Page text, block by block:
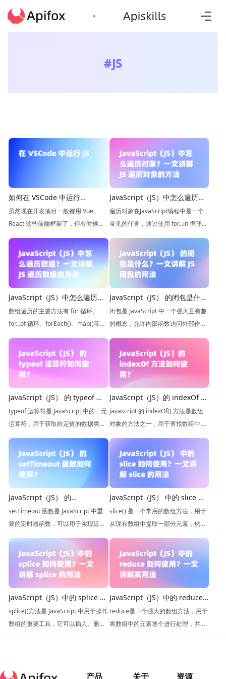
#JS
如何在 VSCode 中运行
Javascript（JS） 文件？
虽然现在开发项目一般都用 Vue、
React 这些前端框架了，但有时候也
会写一些小的 JS 脚本来单独运行，而
不是依赖笨重的框架，那么怎么运行
JS 文件呢？本文将详细介绍如何在
VSCode 中运行 JavaScript 文件。
JavaScript（JS）中怎么遍历对
象？一文讲解 JS 遍历对象的方
法
遍历对象在JavaScript编程中是一个
常见的任务，通过使用 for...in 循环、
Object.keys()、Object.values() 和
Object.entries() 方法，我们可以轻松
地遍历对象的属性和值。
JavaScript（JS）中怎么遍历数
组？一文讲解 JS 遍历数组的方
法
数组遍历的主要方法有 for 循环、
for...of 循环、forEach()、map()等，
for循环通过索引遍历，forEach() 和
map() 通过元素值遍历
JavaScript（JS） 的闭包是什
么？一文讲解 JS 闭包的用法
闭包是 JavaScript 中一个强大且有趣
的概念，允许内部函数访问外部作用
域中的变量和数据。通过创建闭包，
你可以实现私有性、封装性以及更高
级的编程技巧。
JavaScript（JS） 的 typeof 运
算符如何使用？一文讲解
typeof 的用法
typeof 运算符是 JavaScript 中的一元
运算符，用于获取给定值的数据类
型，它返回一个表示数据类型的字符
串。
JavaScript（JS）的 indexOf 方
法如何使用？一文讲解 indexOf
的用法
javascript 的 indexOf() 方法是数组
对象的方法之一，用于查找数组中某
个元素的位置。
JavaScript（JS） 的
setTimeout 函数如何使用？一
文讲解setTimeout 函数的用法
setTimeout 函数是 JavaScript 中重
要的定时器函数，可以用于实现延迟
执行代码的功能，适用于定时任务、
动画效果等场景。
JavaScript（JS） 中的 slice 如
何使用？一文讲解 slice 的用法
slice() 是一个常用的数组方法，用于
从现有数组中提取一部分元素，然后
返回一个新的数组。它不仅能够帮助
你轻松地处理数组的子集，还能保持
原始数组的不变。
JavaScript（JS）中的 splice 如
何使用？一文讲解 splice 的用
法
splice()方法是 JavaScript 中用于操作
数组的重要工具，它可以插入、删除
JavaScript（JS）中的 reduce
如何使用？一文讲解其用法
reduce是一个强大的数组方法，用于
将数组中的元素逐个进行处理，并将
产品 关于 资源